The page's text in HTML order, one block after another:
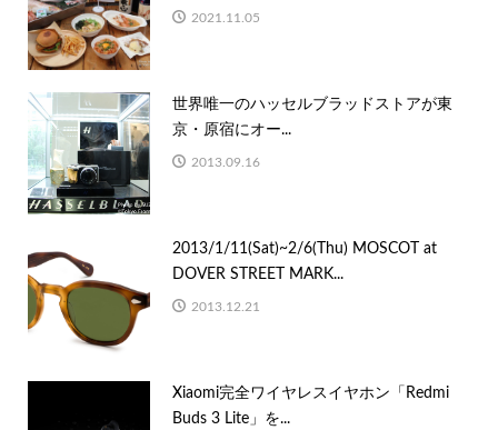
2021.11.05
世界唯一のハッセルブラッドストアが東
京・原宿にオー...
2013.09.16
2013/1/11(Sat)~2/6(Thu) MOSCOT at
DOVER STREET MARK...
2013.12.21
Xiaomi完全ワイヤレスイヤホン「Redmi
Buds 3 Lite」を...